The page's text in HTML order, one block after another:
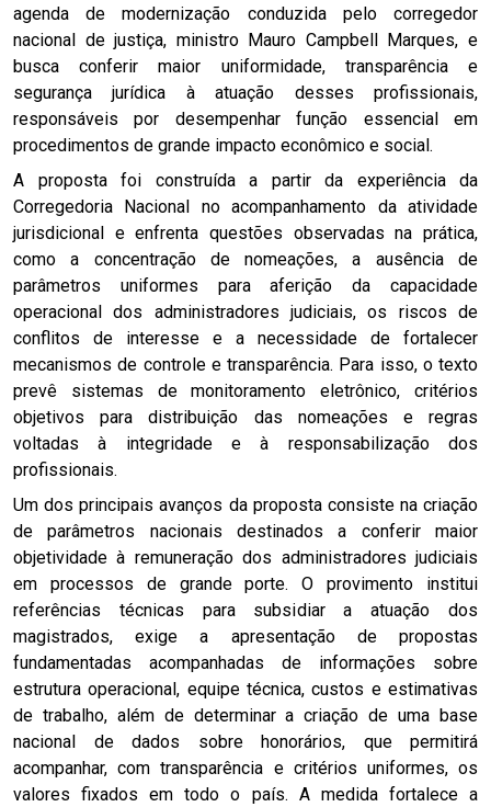
agenda de modernização conduzida pelo corregedor
nacional de justiça, ministro Mauro Campbell Marques, e
busca conferir maior uniformidade, transparência e
segurança jurídica à atuação desses profissionais,
responsáveis por desempenhar função essencial em
procedimentos de grande impacto econômico e social.
A proposta foi construída a partir da experiência da
Corregedoria Nacional no acompanhamento da atividade
jurisdicional e enfrenta questões observadas na prática,
como a concentração de nomeações, a ausência de
parâmetros uniformes para aferição da capacidade
operacional dos administradores judiciais, os riscos de
conflitos de interesse e a necessidade de fortalecer
mecanismos de controle e transparência. Para isso, o texto
prevê sistemas de monitoramento eletrônico, critérios
objetivos para distribuição das nomeações e regras
voltadas à integridade e à responsabilização dos
profissionais.
Um dos principais avanços da proposta consiste na criação
de parâmetros nacionais destinados a conferir maior
objetividade à remuneração dos administradores judiciais
em processos de grande porte. O provimento institui
referências técnicas para subsidiar a atuação dos
magistrados, exige a apresentação de propostas
fundamentadas acompanhadas de informações sobre
estrutura operacional, equipe técnica, custos e estimativas
de trabalho, além de determinar a criação de uma base
nacional de dados sobre honorários, que permitirá
acompanhar, com transparência e critérios uniformes, os
valores fixados em todo o país. A medida fortalece a